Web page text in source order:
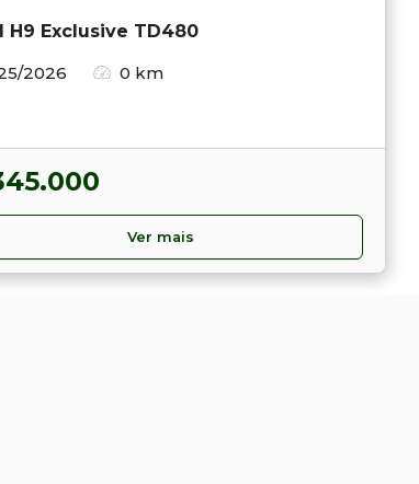
H9 Exclusive TD480
2026
0 km
Ver mais